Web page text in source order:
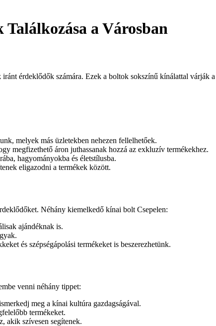
a Városban
érdeklődők számára. Ezek a boltok sokszínű kínálattal várják
melyek más üzletekben nehezen fellelhetőek.
megfizethető áron juthassanak hozzá az exkluzív termékekhez.
hagyományokba és életstílusba.
eligazodni a termékek között.
Néhány kiemelkedő kínai bolt Csepelen:
ajándéknak is.
és szépségápolási termékeket is beszerezhetünk.
venni néhány tippet:
meg a kínai kultúra gazdagságával.
termékeket.
akik szívesen segítenek.